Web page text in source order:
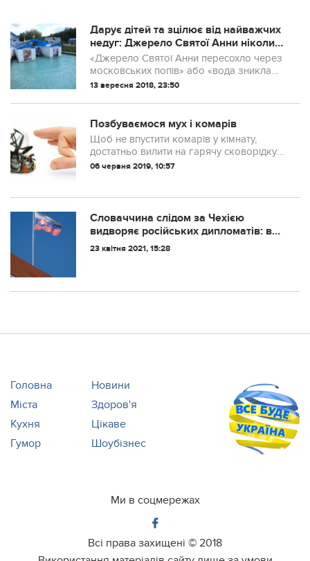
Дарує дітей та зцілює від нaйвaжчих
нeдyг: Джерело Святої Анни ніколи
не пересихає
«Джерело Святої Анни пересохло через
московських попів» або «вода зникла
через бізнес». Соцмережами досить
на всю Україну джерело святої Анни у
сел...
13 вересня 2018, 23:50
Позбуваємося мух і комарів
Щоб не впустити комарів у кімнату,
достатньо вилити на гарячу сковорідку
трохи камфори. Камфорний дим, не
06 червня 2019, 10:57
Словаччина слідом за Чехією
видворяє російських дипломатів: в
Росії обіцяють швидку відповідь..
23 квітня 2021, 15:28
Головна
Новини
Міста
Здоров'я
Кухня
Цікаве
Гумор
Шоубізнес
Ми в соцмережах
Всі права захищені © 2018